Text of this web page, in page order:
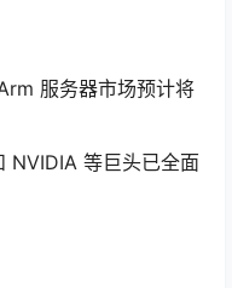
服务器市场预计将
NVIDIA 等巨头已全面